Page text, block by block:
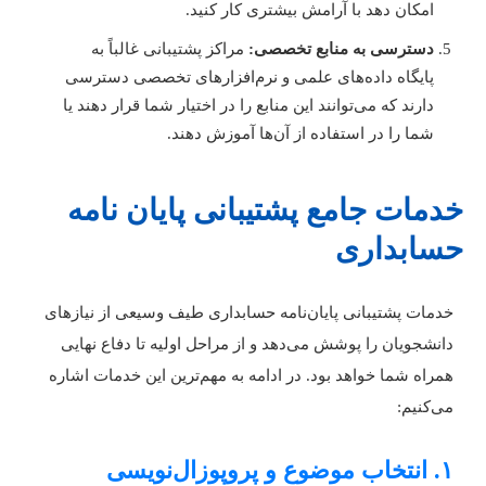
امکان دهد با آرامش بیشتری کار کنید.
دسترسی به منابع تخصصی:مراکز پشتیبانی غالباً به
پایگاه داده‌های علمی و نرم‌افزارهای تخصصی دسترسی
دارند که می‌توانند این منابع را در اختیار شما قرار دهند یا
شما را در استفاده از آن‌ها آموزش دهند.
جامع پشتیبانی پایان نامه
پشتیبانی پایان‌نامه حسابداری طیف وسیعی از نیازهای
را پوشش می‌دهد و از مراحل اولیه تا دفاع نهایی
شما خواهد بود. در ادامه به مهم‌ترین این خدمات اشاره